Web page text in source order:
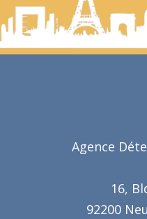
Agence
16,
92200